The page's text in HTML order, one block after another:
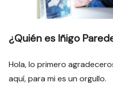
¿Quién es Iñigo
Hola, lo primero
aquí, para mi es un orgullo.